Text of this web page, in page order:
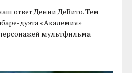
ответ Денни ДеВито. Тем
дуэта «Академия»
мультфильма